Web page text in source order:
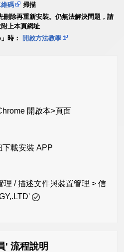
碼
掃描
除再重新安裝。仍無法解決問題，請
附上本頁網址
時：
開啟方法教學
開啟本>頁面
下載安裝 APP
理 / 描述文件與裝置管理 > 信
' 流程說明